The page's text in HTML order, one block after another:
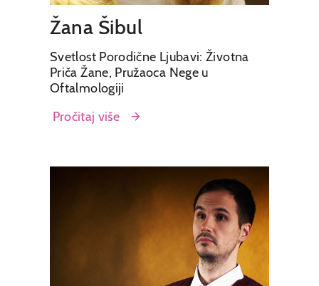
Žana Šibul
Svetlost Porodične Ljubavi: Životna
Priča Žane, Pružaoca Nege u
Oftalmologiji
Pročitaj više